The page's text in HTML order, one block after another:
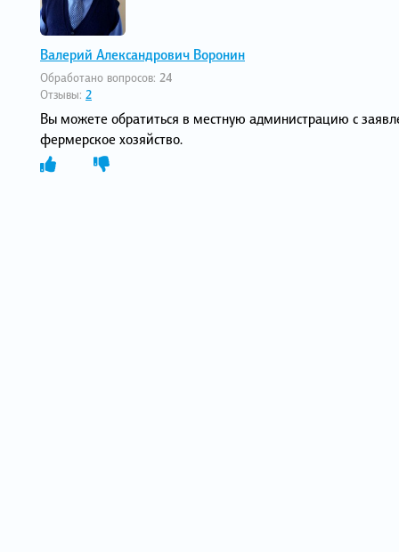
Валерий Александрович Воронин
Обработано вопросов: 24
Отзывы: 2
Вы можете обратиться в местную администрацию с
фермерское хозяйство.